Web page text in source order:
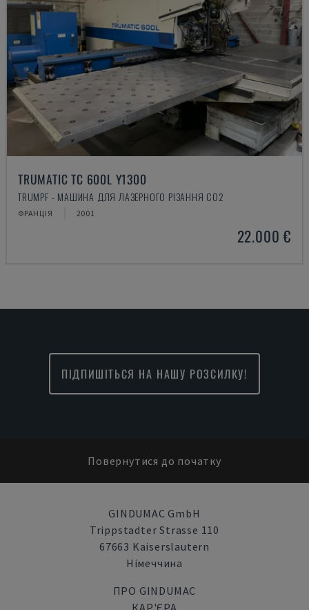
TRUMATIC TC 600L Y1300
TRUMPF - МАШИНА ДЛЯ ЛАЗЕРНОГО РІЗАННЯ CO2
ФРАНЦІЯ 2001
22.000 €
ПІДПИШІТЬСЯ НА НАШУ РОЗСИЛКУ!
Повернутися до початку
GINDUMAC GmbH
Trippstadter Strasse 110
67663 Kaiserslautern
Німеччина
ПРО GINDUMAC
КАР'ЄРА